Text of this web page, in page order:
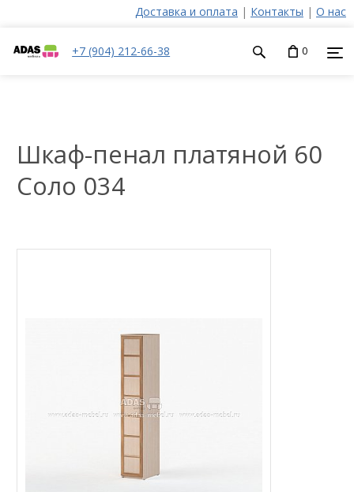
Доставка и оплата | Контакты | О нас
+7 (904) 212-66-38 0
Шкаф-пенал платяной 60
Соло 034